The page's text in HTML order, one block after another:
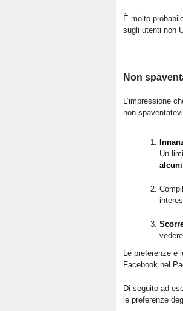
È molto
sugli utenti non
Non
L’impressione
non
Un
Le preferenze e
Facebook nel
Di seguito ad
le preferenze